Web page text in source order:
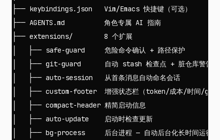
├── keybindings.json   Vim/Emacs 快捷键（可选）
├── AGENTS.md          角色专属 AI 指南
├── extensions/        8 个扩展
│   ├── safe-guard     危险命令确认 + 路径保护
│   ├── git-guard      自动 stash 检查点 + 脏仓库警告
│   ├── auto-session   从首条消息自动命名会话
│   ├── custom-footer  增强状态栏（token/成本/时间/git/
│   ├── compact-header 精简启动信息
│   ├── auto-update    启动时检查更新
│   ├── bg-process     后台进程 — 自动后台化长时间运行的